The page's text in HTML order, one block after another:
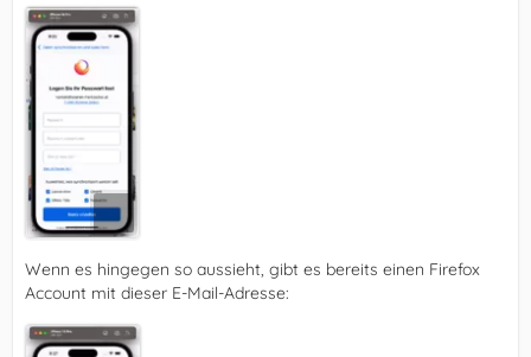
Wenn es hingegen so aussieht, gibt es bereits einen Firefox
Account mit dieser E-Mail-Adresse: